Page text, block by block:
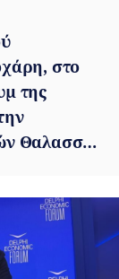
στο
της
Θαλασσών